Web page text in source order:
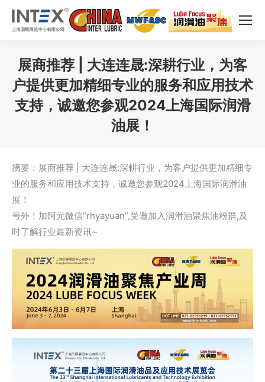
展商推荐 | 大连连晟:深耕行业，为客
户提供更加精细专业的服务和应用技术
支持，诚邀您参观2024上海国际润滑
油展！
摘要：展商推荐 | 大连连晟:深耕行业，为客户提供更加精细专
业的服务和应用技术支持，诚邀您参观2024上海国际润滑油
展！
号外！加阿元微信“rhyayuan”,受邀加入润滑油聚焦油粉群,及
时了解行业最新资讯~